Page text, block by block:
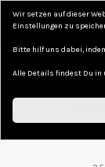
Wir setzen auf dieser
Einstellungen zu
Bitte hilf uns dabei,
Alle Details findest Du in